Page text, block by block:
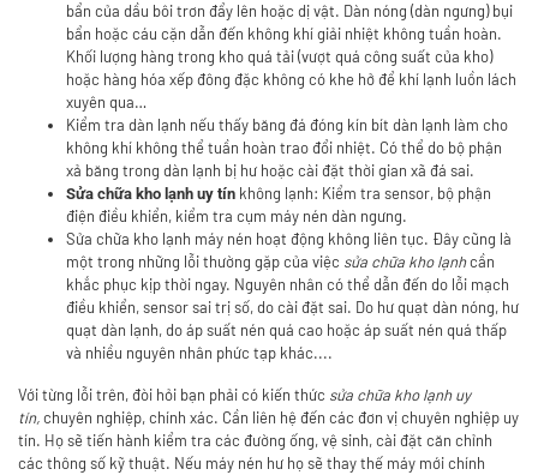
bẩn của dầu bôi trơn đẩy lên hoặc dị vật. Dàn nóng (dàn ngưng) bụi
bẩn hoặc cáu cặn dẫn đến không khí giải nhiệt không tuần hoàn.
Khối lượng hàng trong kho quá tải (vượt quá công suất của kho)
hoặc hàng hóa xếp đông đặc không có khe hở để khí lạnh luồn lách
xuyên qua…
Kiểm tra dàn lạnh nếu thấy băng đá đóng kín bít dàn lạnh làm cho
không khí không thể tuần hoàn trao đổi nhiệt. Có thể do bộ phận
xả băng trong dàn lạnh bị hư hoặc cài đặt thời gian xã đá sai.
Sửa chữa kho lạnh uy tín không lạnh: Kiểm tra sensor, bộ phận
điện điều khiển, kiểm tra cụm máy nén dàn ngưng.
Sửa chữa kho lạnh máy nén hoạt động không liên tục. Đây cũng là
một trong những lỗi thường gặp của việc sửa chữa kho lạnhcần
khắc phục kịp thời ngay. Nguyên nhân có thể dẫn đến do lỗi mạch
điều khiển, sensor sai trị số, do cài đặt sai. Do hư quạt dàn nóng, hư
quạt dàn lạnh, do áp suất nén quá cao hoặc áp suất nén quá thấp
và nhiều nguyên nhân phức tạp khác....
Với từng lỗi trên, đòi hỏi bạn phải có kiến thức sửa chữa kho lạnh uy
tín,chuyên nghiệp, chính xác. Cần liên hệ đến các đơn vị chuyên nghiệp uy
tín. Họ sẽ tiến hành kiểm tra các đường ống, vệ sinh, cài đặt căn chỉnh
các thông số kỹ thuật. Nếu máy nén hư họ sẽ thay thế máy mới chính